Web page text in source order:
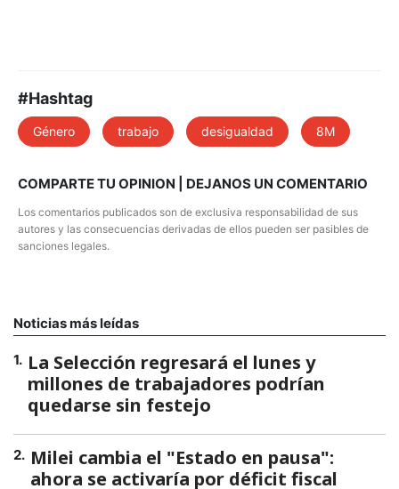
#Hashtag
Género trabajo desigualdad 8M
COMPARTE TU OPINION | DEJANOS UN COMENTARIO
Los comentarios publicados son de exclusiva responsabilidad de sus
autores y las consecuencias derivadas de ellos pueden ser pasibles de
sanciones legales.
Noticias más leídas
1. La Selección regresará el lunes y
millones de trabajadores podrían
quedarse sin festejo
2. Milei cambia el "Estado en pausa":
ahora se activaría por déficit fiscal